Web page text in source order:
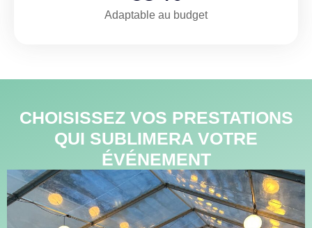
Adaptable au budget
CHOISISSEZ VOS PRESTATIONS
QUI SUBLIMERA VOTRE
ÉVÉNEMENT